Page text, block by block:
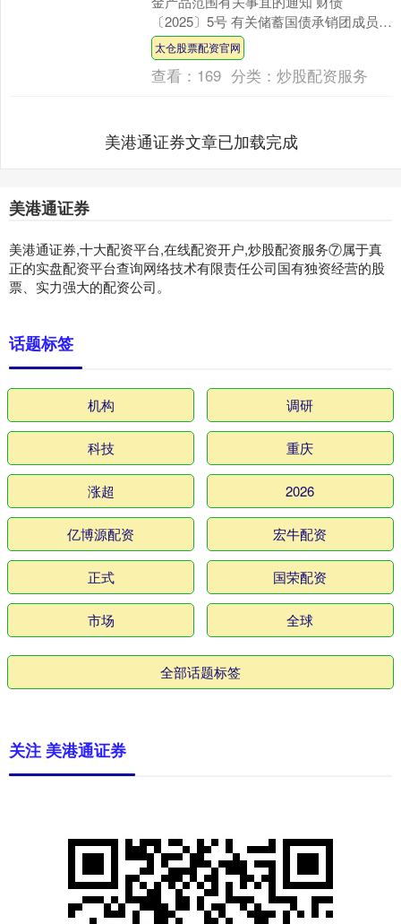
〔2025〕5号 有关储蓄国债承销团成员，
中央国债登记结算有限责任公司： 为支
持多层次多支柱养老....
太仓股票配资官网
查看： 169 分类：炒股配资服务
美港通证券文章已加载完成
美港通证券
美港通证券,十大配资平台,在线配资开户,炒股配资服务⑦属于真
正的实盘配资平台查询网络技术有限责任公司国有独资经营的股
票、实力强大的配资公司。
话题标签
机构 调研
科技 重庆
涨超 2026
亿博源配资 宏牛配资
正式 国荣配资
市场 全球
全部话题标签
关注 美港通证券